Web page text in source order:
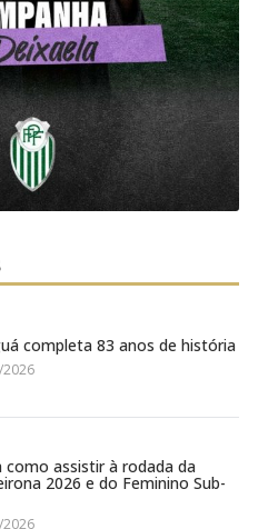
completa 83 anos de história
como assistir à rodada da
2026 e do Feminino Sub-